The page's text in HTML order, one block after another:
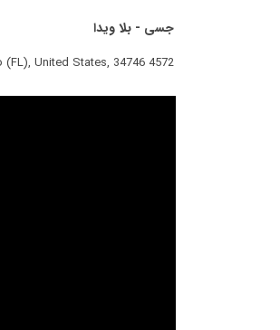
جسی - بلا ویدا
4572 Baleno Lane, Disney Maingate - Celebration Area, Orlando (FL), United States, 34746